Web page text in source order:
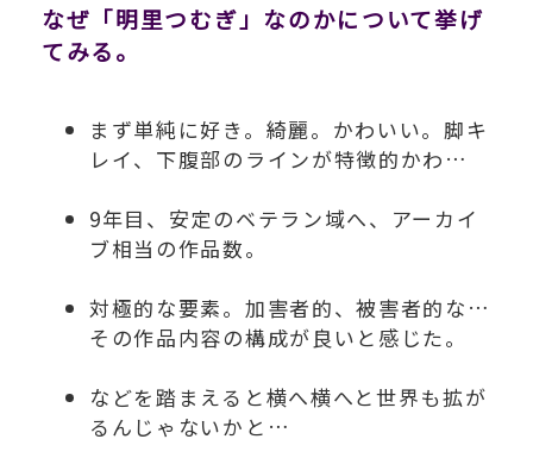
なぜ「明里つむぎ」なのかについて挙げ
てみる。
まず単純に好き。綺麗。かわいい。脚キ
レイ、下腹部のラインが特徴的かわ…
9年目、安定のベテラン域へ、アーカイ
ブ相当の作品数。
対極的な要素。加害者的、被害者的な…
その作品内容の構成が良いと感じた。
などを踏まえると横へ横へと世界も拡が
るんじゃないかと…